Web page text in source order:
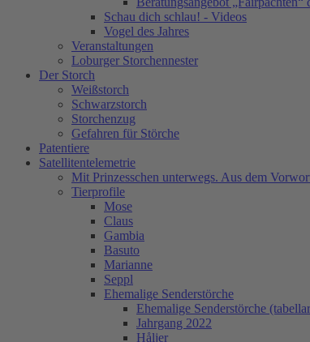
Schau dich schlau! - Videos
Vogel des Jahres
Veranstaltungen
Loburger Storchennester
Der Storch
Weißstorch
Schwarzstorch
Storchenzug
Gefahren für Störche
Patentiere
Satellitentelemetrie
Mit Prinzesschen unterwegs. Aus dem
Tierprofile
Mose
Claus
Gambia
Basuto
Marianne
Seppl
Ehemalige Senderstörche
Ehemalige Senderstörche
Jahrgang 2022
Håljer